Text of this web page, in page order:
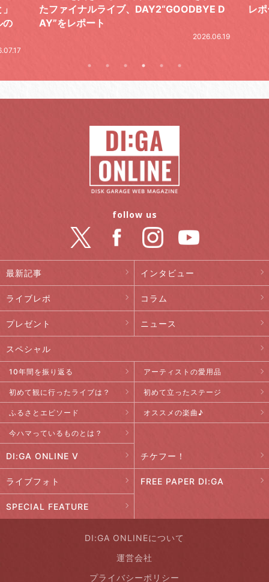
の
たファイナルライブ、DAY2“GOODBYE D
AY”をレポート
2026.06.19
レ
最新記事 インタビュー
ライブレポ コラム
プレゼント ニュース
スペシャル
10年間を振り返る アーティストの愛用品
初めて観に行ったライブは？ 初めて立ったステージ
ふるさとエピソード オススメの楽曲♪
今ハマっているものとは？
DI:GA ONLINE V チケフー！
ライブフォト FREE PAPER DI:GA
SPECIAL FEATURE
follow us
DI:GA ONLINEについて
運営会社
プライバシーポリシー